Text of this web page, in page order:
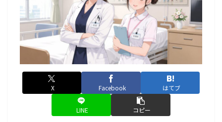
X Facebook はてブ
LINE コピー